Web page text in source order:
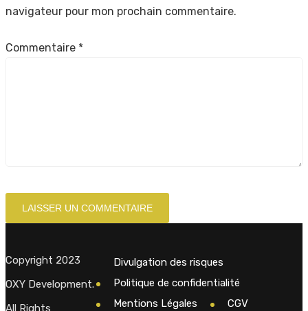
navigateur pour mon prochain commentaire.
Commentaire *
Copyright 2023
OXY Development.
All Rights
Divulgation des risques
Politique de confidentialité
Mentions Légales
CGV